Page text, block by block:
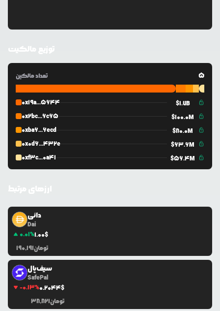
توزیع مالکیت
تعداد مالکین 5
0x19a...5644 $1.7B
0x2bc...6c65
$100.0M
0xba6...6ecd
$80.0M
0x0d6...432e
$63.6M
0xf3c...0a41
$56.4M
دائی
Dai
0.01%1.00$
190,191تومان
سیف‌پال
SafePal
-0.13%0.2044$
38,821تومان